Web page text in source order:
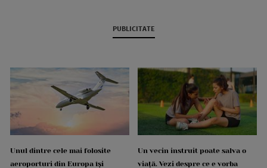
PUBLICITATE
Unul dintre cele mai folosite
aeroporturi din Europa își
Un vecin instruit poate salva o
viață. Vezi despre ce e vorba